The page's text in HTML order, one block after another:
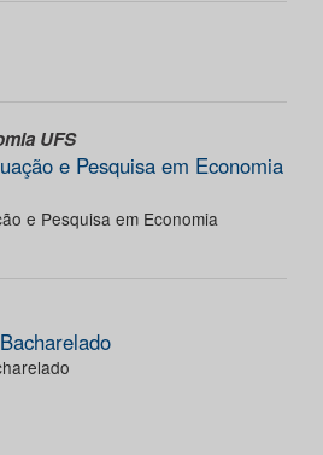
UFS
e Pesquisa em Economia
e Pesquisa em Economia